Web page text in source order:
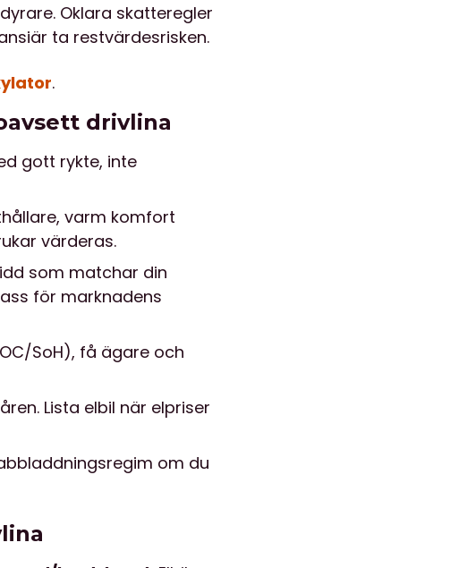
Oklara skatteregler
ta restvärdesrisken.
.
drivlina
gott rykte, inte
varm komfort
värderas.
som matchar din
för marknadens
SoH), få ägare och
Lista elbil när elpriser
om du